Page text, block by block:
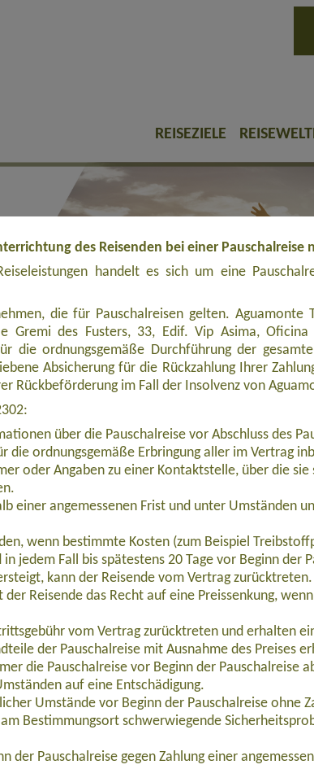
REISEZIELE
& Alleinreisende (EUES207)
des Reisenden bei einer Pauschalreise
handelt es sich um eine
die für Pauschalreisen gelten. Aguamonte
Gremi des Fusters, 33, Edif. Vip Asima,
die ordnungsgemäße Durchführung der
Absicherung für die Rückzahlung Ihrer
Rückbeförderung im Fall der Insolvenz von
über die Pauschalreise vor Abschluss des
die ordnungsgemäße Erbringung aller im Vertrag
oder Angaben zu einer Kontaktstelle, über die
einer angemessenen Frist und unter Umständen
wenn bestimmte Kosten (zum Beispiel
jedem Fall bis spätestens 20 Tage vor Beginn der
kann der Reisende vom Vertrag
Reisende das Recht auf eine Preissenkung,
vom Vertrag zurücktreten und erhalten
der Pauschalreise mit Ausnahme des Preises
die Pauschalreise vor Beginn der Pauschalreise
auf eine Entschädigung.
Umstände vor Beginn der Pauschalreise ohne
Bestimmungsort schwerwiegende
der Pauschalreise gegen Zahlung einer